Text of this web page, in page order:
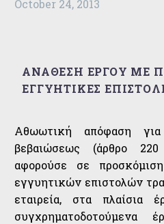
October 24, 2013
ΑΝΑΘΕΣΗ ΕΡΓΟΥ ΜΕ
ΕΓΓΥΗΤΙΚΕΣ
Αθωωτική απόφαση
βεβαιώσεως (άρθρο
αφορούσε σε
εγγυητικών επιστολών
εταιρεία, στα πλαίσια
συγχρηματοδοτούμενα